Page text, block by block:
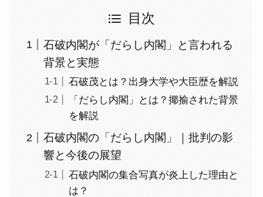
目次
石破内閣が「だらし内閣」と言われる
背景と実態
石破茂とは？出身大学や大臣歴を解説
「だらし内閣」とは？揶揄された背景
を解説
石破内閣の「だらし内閣」｜批判の影
響と今後の展望
石破内閣の集合写真が炎上した理由と
は？